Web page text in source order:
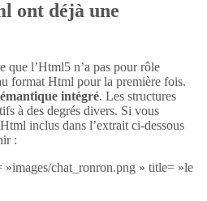
ont déjà une
que l’Html5 n’a pas pour rôle
format Html pour la première fois.
intégré. Les structures
à des degrés divers. Si vous
inclus dans l’extrait ci-dessous
:
chat_ronron.png » title= »le